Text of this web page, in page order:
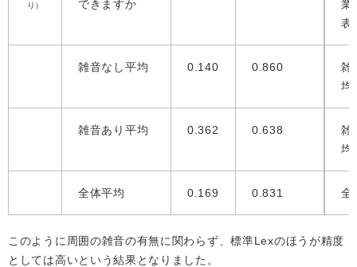
り）
できますか
業
表
雑音なし平均 0.140 0.860
雑
均
雑音あり平均 0.362 0.638
雑
均
全体平均 0.169 0.831 全
このように周囲の雑音の有無に関わらず、標準Lexのほうが精度
としては高いという結果となりました。